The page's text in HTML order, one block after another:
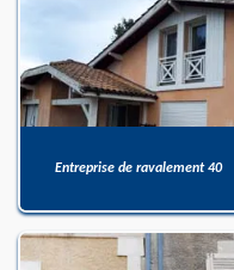
Entreprise de ravalement 40